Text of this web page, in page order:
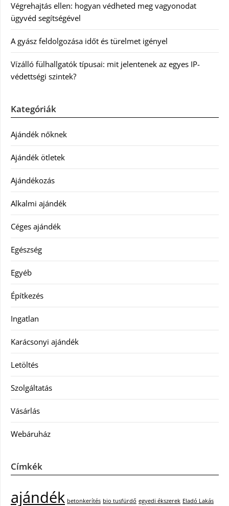
Végrehajtás ellen: hogyan védheted meg vagyonodat
ügyvéd segítségével
A gyász feldolgozása időt és türelmet igényel
Vízálló fülhallgatók típusai: mit jelentenek az egyes IP-
védettségi szintek?
Kategóriák
Ajándék nőknek
Ajándék ötletek
Ajándékozás
Alkalmi ajándék
Céges ajándék
Egészség
Egyéb
Építkezés
Ingatlan
Karácsonyi ajándék
Letöltés
Szolgáltatás
Vásárlás
Webáruház
Címkék
ajándék betonkerítés bio tusfürdő egyedi ékszerek Eladó Lakás